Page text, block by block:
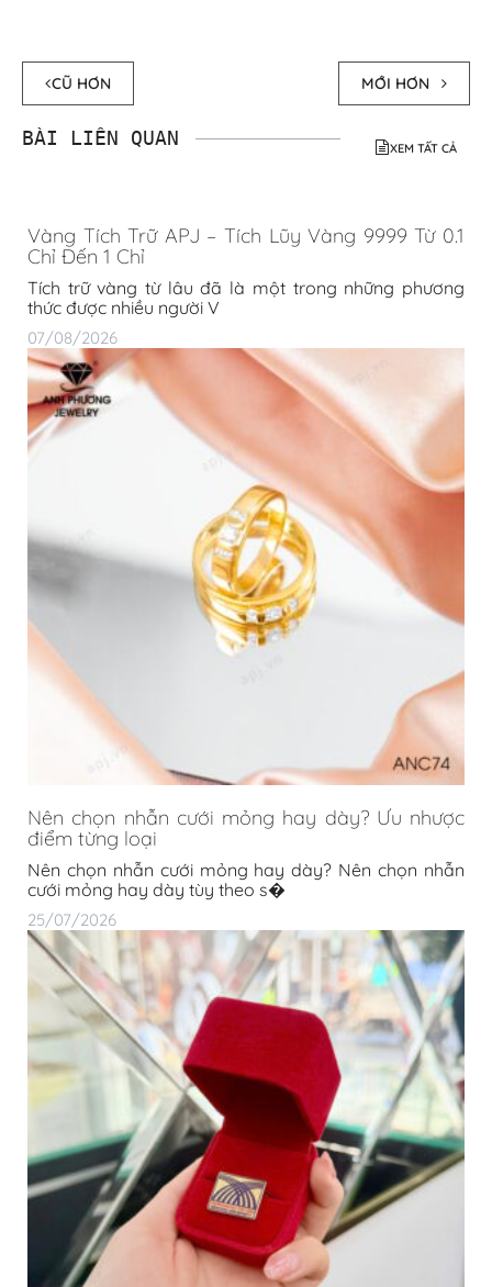
CŨ HƠN MỚI HƠN
XEM TẤT CẢ
BÀI LIÊN QUAN
Vàng Tích Trữ APJ – Tích Lũy Vàng 9999 Từ 0.1
Chỉ Đến 1 Chỉ
Tích trữ vàng từ lâu đã là một trong những phương
thức được nhiều người V
07/08/2026
Nên chọn nhẫn cưới mỏng hay dày? Ưu nhược
điểm từng loại
Nên chọn nhẫn cưới mỏng hay dày? Nên chọn nhẫn
cưới mỏng hay dày tùy theo s�
25/07/2026